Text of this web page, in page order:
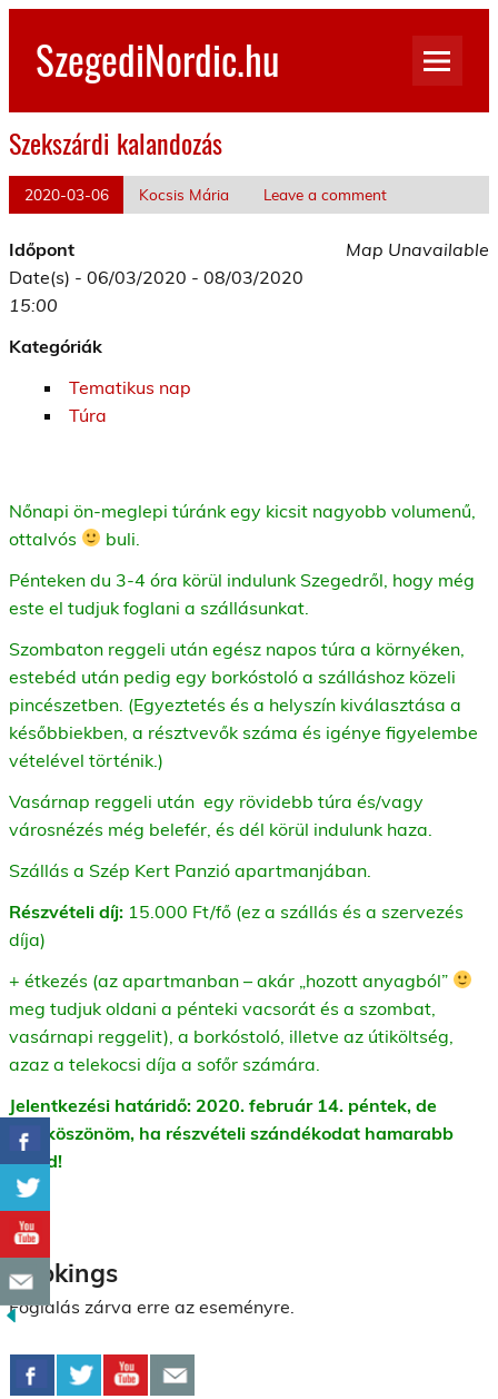
Skip
contentSzegediNordic.hu
Szekszárdi kalandozás
2020-03-06 Kocsis Mária Leave a comment
Map Unavailable
Időpont
Date(s) - 06/03/2020 - 08/03/2020
15:00
Kategóriák
Tematikus nap
Túra
Nőnapi ön-meglepi túránk egy kicsit nagyobb volumenű,
ottalvós
buli.
Pénteken du 3-4 óra körül indulunk Szegedről, hogy még
este el tudjuk foglani a szállásunkat.
Szombaton reggeli után egész napos túra a környéken,
estebéd után pedig egy borkóstoló a szálláshoz közeli
pincészetben. (Egyeztetés és a helyszín kiválasztása a
későbbiekben, a résztvevők száma és igénye figyelembe
vételével történik.)
Vasárnap reggeli után egy rövidebb túra és/vagy
városnézés még belefér, és dél körül indulunk haza.
Szállás a Szép Kert Panzió apartmanjában.
Részvételi díj: 15.000 Ft/fő (ez a szállás és a szervezés
díja)
+ étkezés (az apartmanban – akár „hozott anyagból”
meg tudjuk oldani a pénteki vacsorát és a szombat,
vasárnapi reggelit), a borkóstoló, illetve az útiköltség,
azaz a telekocsi díja a sofőr számára.
Jelentkezési határidő: 2020. február 14. péntek, de
megköszönöm, ha részvételi szándékodat hamarabb
jelzed!
Bookings
Foglalás zárva erre az eseményre.